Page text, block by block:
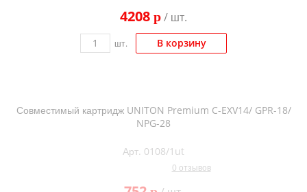
4208 p/ шт.
шт. В корзину
Совместимый картридж UNITON Premium C-EXV14/ GPR-18/
NPG-28
Арт. 0108/1ut
0 отзывов